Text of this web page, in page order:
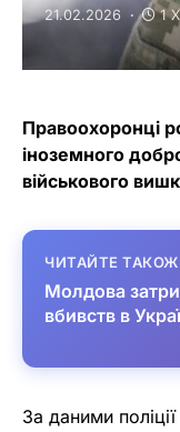
21.02.2026 1
Правоохоронці
іноземного
військового
ЧИТАЙТЕ ТАКОЖ
Молдова
вбивств в
За даними